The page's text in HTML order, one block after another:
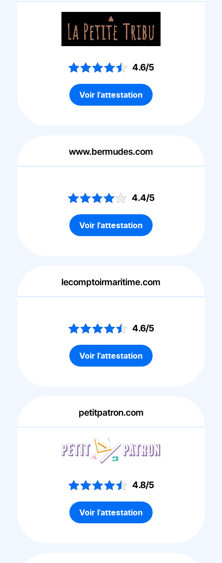
4.6/5
Voir l'attestation
www.bermudes.com
4.4/5
Voir l'attestation
lecomptoirmaritime.com
4.6/5
Voir l'attestation
petitpatron.com
4.8/5
Voir l'attestation